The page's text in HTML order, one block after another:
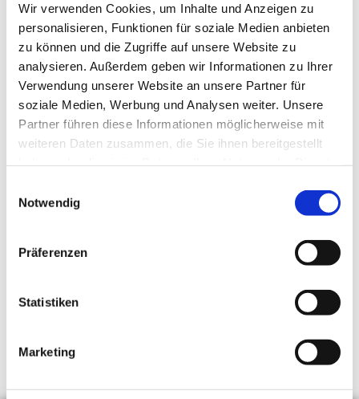
Wir verwenden Cookies, um Inhalte und Anzeigen zu
personalisieren, Funktionen für soziale Medien anbieten
zu können und die Zugriffe auf unsere Website zu
analysieren. Außerdem geben wir Informationen zu Ihrer
Verwendung unserer Website an unsere Partner für
soziale Medien, Werbung und Analysen weiter. Unsere
Partner führen diese Informationen möglicherweise mit
weiteren Daten zusammen, die Sie ihnen bereitgestellt
Notwendig
Präferenzen
Statistiken
Marketing
Gospels. Die Mitglieder gemischten Alters singen
bei Konzerten, aber auch in Gottesdiensten und bei
anderen Gemeindeveranstalltungen.